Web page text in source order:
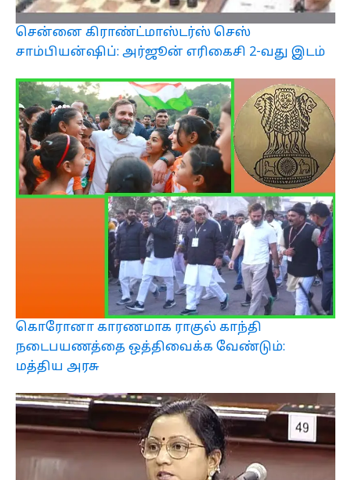
சென்னை கிராண்ட்மாஸ்டர்ஸ் செஸ்
சாம்பியன்ஷிப்: அர்ஜூன் எரிகைசி 2-வது இடம்
கொரோனா காரணமாக ராகுல் காந்தி
நடைபயணத்தை ஒத்திவைக்க வேண்டும்:
மத்திய அரசு